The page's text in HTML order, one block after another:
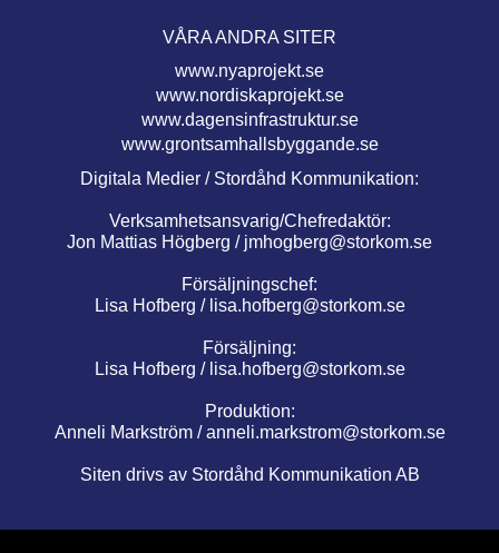
VÅRA ANDRA SITER
www.nyaprojekt.se
www.nordiskaprojekt.se
www.dagensinfrastruktur.se
www.grontsamhallsbyggande.se
Digitala Medier / Stordåhd Kommunikation:
Verksamhetsansvarig/Chefredaktör:
Jon Mattias Högberg / jmhogberg@storkom.se
Försäljningschef:
Lisa Hofberg / lisa.hofberg@storkom.se
Försäljning:
Lisa Hofberg / lisa.hofberg@storkom.se
Produktion:
Anneli Markström /anneli.markstrom@storkom.se
Siten drivs av Stordåhd Kommunikation AB